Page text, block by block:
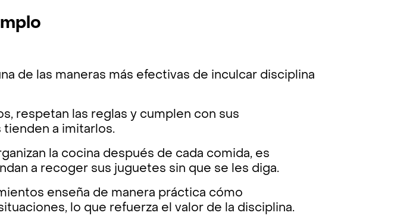
de las maneras más efectivas de inculcar disciplina
respetan las reglas y cumplen con sus
tienden a imitarlos.
la cocina después de cada comida, es
a recoger sus juguetes sin que se les diga.
enseña de manera práctica cómo
lo que refuerza el valor de la disciplina.